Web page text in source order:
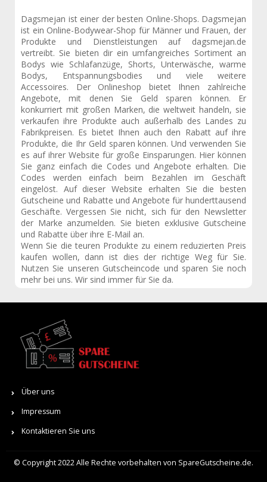
Dagsmejan ist einer der besten Online-Shops. Dagsmejan
ist ein Online-Bodywear-Shop für Männer und Frauen, der
Produkte und Dienstleistungen auf dagsmejan.de
vertreibt. Sie bieten dir ein umfangreiches Sortiment an
Bodys wie Schlafanzüge, Shorts, Unterwäsche, warme
Bodys, Entspannungsbodies und viele weitere
Accessoires. Der Onlineshop bietet Ihnen zahlreiche
Angebote, mit denen Sie Geld sparen können. Er
konkurriert mit großen Marken, die weltweit handeln, sie
verkaufen ihre Produkte auch außerhalb des Landes zu
Fabrikpreisen. Es bietet Ihnen auch den Rabatt auf ihre
Produkte, die Ihr Geld sparen können. Und verwenden Sie
es auf ihrer Website für große Einsparungen. Hier können
Sie ganz einfach die Codes und Angebote erhalten. Die
Codes werden einfach beim Bezahlen im Geschäft
eingelöst. Auf dieser Website erhalten Sie die besten
Gutscheine und Rabatte und Angebote für hunderttausend
Geschäfte. Vergessen Sie nicht, sich für den Newsletter
der Marke anzumelden. Sie bieten exklusive Gutscheine
und Rabatte über ihre E-Mail an.
Wenn Sie die teuren Produkte zu einem reduzierten Preis
kaufen wollen, dann ist dies der richtige Weg für Sie.
Nutzen Sie unseren Gutscheincode und sparen Sie noch
mehr bei uns. Wir sind immer für Sie da.
Über uns
Impressum
Kontaktieren Sie uns
© Copyright 2022 Alle Rechte vorbehalten von SpareGutscheine.de.